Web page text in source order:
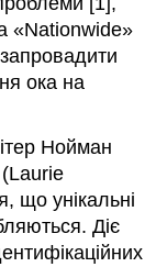
«Nationwide»
ока на
Нойман
що унікальні
Діє